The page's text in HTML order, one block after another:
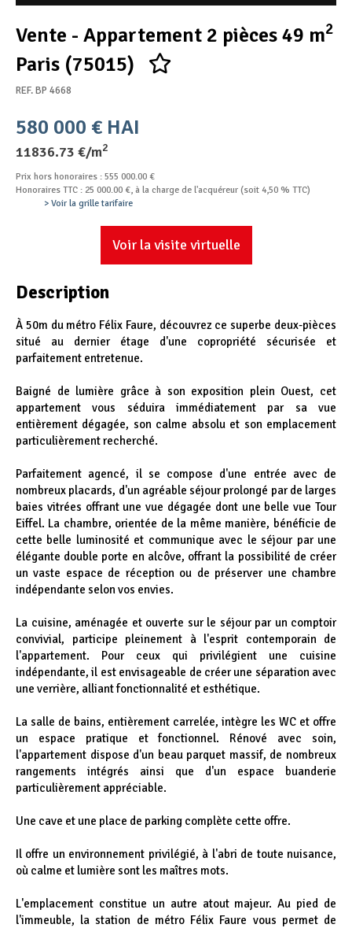
Nous rejoindre
Vente - Appartement 2 pièces 49 m2
Paris (75015)
REF. BP 4668
580 000 € HAI
11836.73 €/m2
Prix hors honoraires : 555 000.00 €
Honoraires TTC : 25 000.00 €, à la charge de l'acquéreur (soit 4,50 % TTC)
> Voir la grille tarifaire
Voir la visite virtuelle
Description
À 50m du métro Félix Faure, découvrez ce superbe deux-pièces
situé au dernier étage d'une copropriété sécurisée et
parfaitement entretenue.
Baigné de lumière grâce à son exposition plein Ouest, cet
appartement vous séduira immédiatement par sa vue
entièrement dégagée, son calme absolu et son emplacement
particulièrement recherché.
Parfaitement agencé, il se compose d'une entrée avec de
nombreux placards, d'un agréable séjour prolongé par de larges
baies vitrées offrant une vue dégagée dont une belle vue Tour
Eiffel. La chambre, orientée de la même manière, bénéficie de
cette belle luminosité et communique avec le séjour par une
élégante double porte en alcôve, offrant la possibilité de créer
un vaste espace de réception ou de préserver une chambre
indépendante selon vos envies.
La cuisine, aménagée et ouverte sur le séjour par un comptoir
convivial, participe pleinement à l'esprit contemporain de
l'appartement. Pour ceux qui privilégient une cuisine
indépendante, il est envisageable de créer une séparation avec
une verrière, alliant fonctionnalité et esthétique.
La salle de bains, entièrement carrelée, intègre les WC et offre
un espace pratique et fonctionnel. Rénové avec soin,
l'appartement dispose d'un beau parquet massif, de nombreux
rangements intégrés ainsi que d'un espace buanderie
particulièrement appréciable.
Une cave et une place de parking complète cette offre.
Il offre un environnement privilégié, à l'abri de toute nuisance,
où calme et lumière sont les maîtres mots.
L'emplacement constitue un autre atout majeur. Au pied de
l'immeuble, la station de métro Félix Faure vous permet de